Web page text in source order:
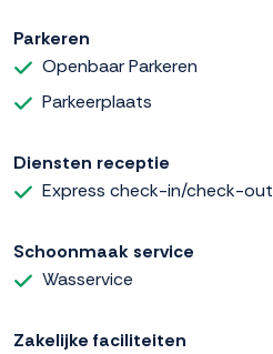
Parkeren
Openbaar Parkeren
Parkeerplaats
Diensten receptie
Express check-in/check-out
Schoonmaak service
Wasservice
Zakelijke faciliteiten